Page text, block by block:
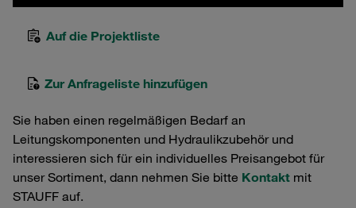
Auf die Projektliste
Zur Anfrageliste hinzufügen
Sie haben einen regelmäßigen Bedarf an
Leitungskomponenten und Hydraulikzubehör und
interessieren sich für ein individuelles Preisangebot für
unser Sortiment, dann nehmen Sie bitte Kontakt mit
STAUFF auf.